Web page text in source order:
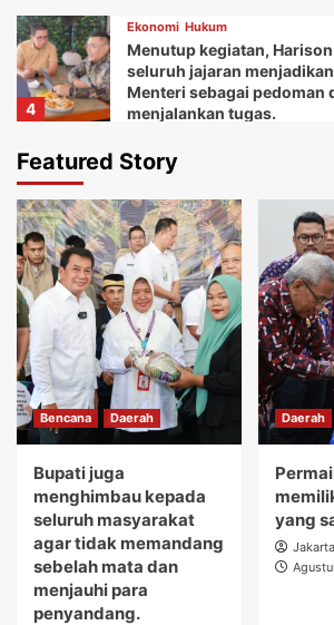
4
Ekonomi Hukum
Menutup kegiatan,
seluruh jajaran
Menteri sebagai pedoman
menjalankan tugas.
5
Daerah
Ketua Balai Adat Keariaan
dukungan dan bantuan
dan seluruh jajarannya.
1
Bencana Daerah
Bupati juga menghimbau
masyarakat agar tidak
sebelah mata dan
penyandang.
2
Daerah Hukum
Permainan tradisional
3
Daerah Hukum
Warga menguatirkan jika
ketanah, membahayakan
sekitar.
Featured Story
Bencana Daerah
Bupati juga
menghimbau kepada
seluruh masyarakat
agar tidak memandang
sebelah mata dan
menjauhi para
penyandang.
Daerah
yang